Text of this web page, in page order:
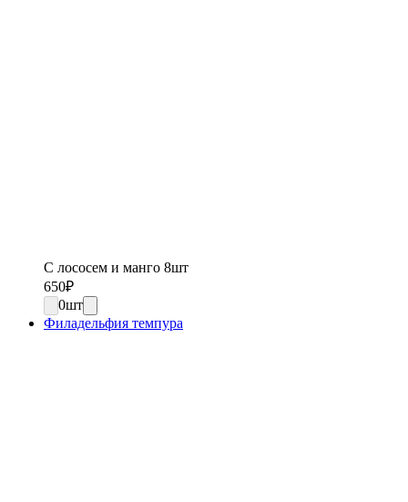
С лососем и манго 8шт
650₽
0шт
Филадельфия темпура